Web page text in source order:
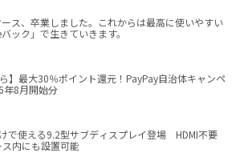
ス、卒業しました。これからは最高に使いやすい
バック」で生きていきます。
ら】最大30％ポイント還元！PayPay自治体キャンペ
年8月開始分
で使える9.2型サブディスプレイ登場 HDMI不要
内にも設置可能